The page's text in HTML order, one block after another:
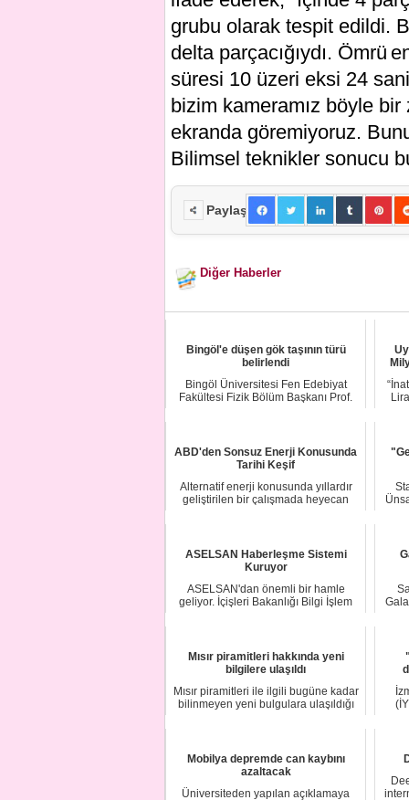
grubu olarak tespit edildi.
delta parçacığıydı. Ömrü
süresi 10 üzeri eksi 24
bizim kameramız böyle bir
ekranda göremiyoruz.
Bilimsel teknikler sonucu
Paylaş
Diğer Haberler
Bingöl'e düşen gök taşının türü
belirlendi
Bingöl Üniversitesi Fen Edebiyat
Fakültesi Fizik Bölüm Başkanı Prof.
ABD'den Sonsuz Enerji Konusunda
Tarihi Keşif
Alternatif enerji konusunda yıllardır
geliştirilen bir çalışmada heyecan
ASELSAN Haberleşme Sistemi
Kuruyor
ASELSAN'dan önemli bir hamle
geliyor. İçişleri Bakanlığı Bilgi İşlem
Mısır piramitleri hakkında yeni
bilgilere ulaşıldı
Mısır piramitleri ile ilgili bugüne kadar
bilinmeyen yeni bulgulara ulaşıldığı
Mobilya depremde can kaybını
azaltacak
Üniversiteden yapılan açıklamaya